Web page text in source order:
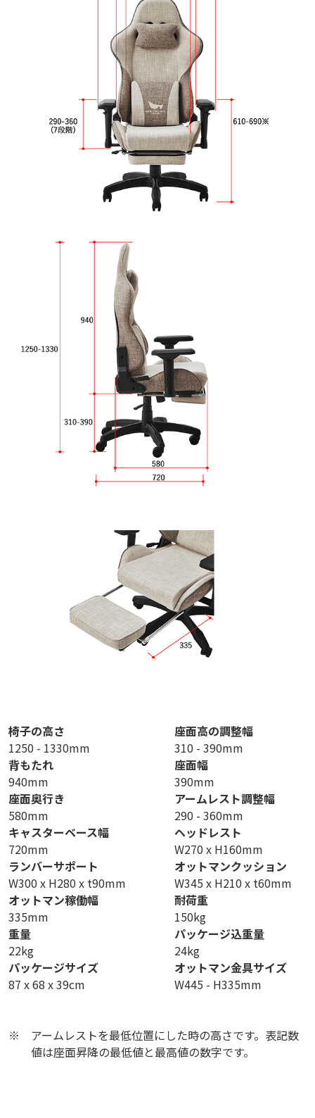
椅子の高さ
1250 - 1330mm
座面高の調整幅
310 - 390mm
背もたれ
940mm
座面幅
390mm
座面奥行き
580mm
アームレスト調整幅
290 - 360mm
キャスターベース幅
720mm
ヘッドレスト
W270 x H160mm
ランバーサポート
W300 x H280 x t90mm
オットマンクッション
W345 x H210 x t60mm
オットマン稼働幅
335mm
耐荷重
150kg
重量
22kg
パッケージ込重量
24kg
パッケージサイズ
87 x 68 x 39cm
オットマン金具サイズ
W445 - H335mm
※
アームレストを最低位置にした時の高さです。表記数
値は座面昇降の最低値と最高値の数字です。